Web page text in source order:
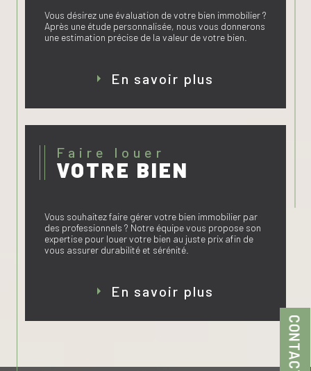
CONTACT
Vous désirez une évaluation de votre bien immobilier ?
Après une étude personnalisée, nous vous donnerons
une estimation précise de la valeur de votre bien.
En savoir plus
faire louer
VOTRE BIEN
Vous souhaitez faire gérer votre bien immobilier par
des professionnels ? Notre équipe vous propose son
expertise pour louer votre bien au juste prix afin de
vous assurer durabilité et sérénité.
En savoir plus